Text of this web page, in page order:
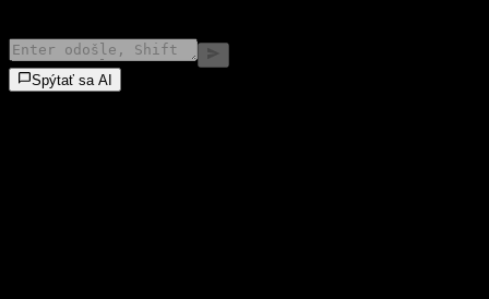
Spýtať sa AI